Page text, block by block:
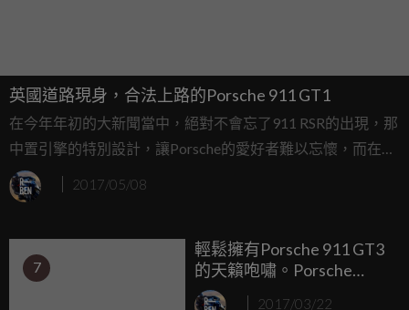
英國道路現身，合法上路的Porsche 911 GT1
在今年年初的大新聞當中，絕對不會忘了911 RSR的出現，那
中置引擎的特別設計，讓Porsche的愛好者難以忘懷，而在90
年代中期，也有中置引擎的911出現，那就是在利曼賽場上的
冠軍GT1，當時Porsche還特製了少量的道路用車－911 GT1
是一輛純種的賽車，只是它被改裝成可以合法上路的街道用
車。
2017/05/08
7
輕鬆擁有Porsche 911 GT3
的天籟咆嘯。Porsche
Design 911 Soundbar藍牙
2017/03/22